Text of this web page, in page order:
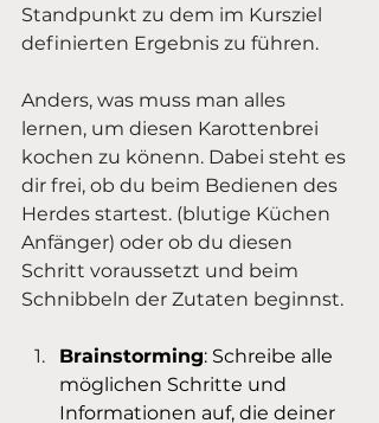
Standpunkt zu dem im Kursziel
definierten Ergebnis zu führen.
Anders, was muss man alles
lernen, um diesen Karottenbrei
kochen zu könenn. Dabei steht es
dir frei, ob du beim Bedienen des
Herdes startest. (blutige Küchen
Anfänger) oder ob du diesen
Schritt voraussetzt und beim
Schnibbeln der Zutaten beginnst.
Brainstorming: Schreibe alle
möglichen Schritte und
Informationen auf, die deiner